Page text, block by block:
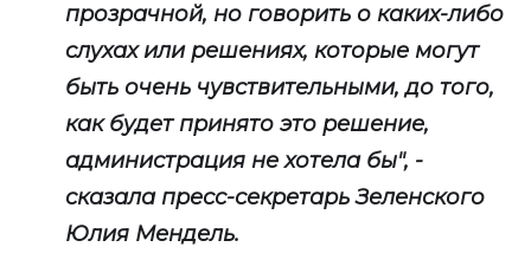
прозрачной, но говорить о каких-либо
слухах или решениях, которые могут
быть очень чувствительными, до того,
как будет принято это решение,
администрация не хотела бы", -
сказала пресс-секретарь Зеленского
Юлия Мендель.